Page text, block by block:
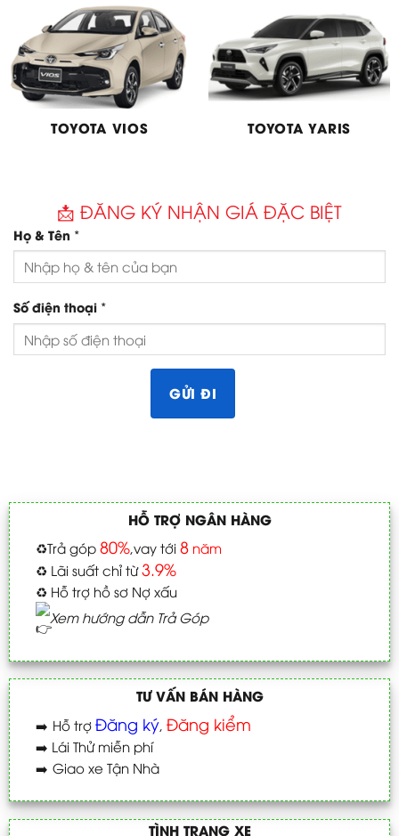
TOYOTA VIOS TOYOTA YARIS
📩 ĐĂNG KÝ NHẬN GIÁ ĐẶC BIỆT
Họ & Tên *
Số điện thoại *
HỖ TRỢ NGÂN HÀNG
♻️Trả góp 80%,vay tới 8năm
♻️ Lãi suất chỉ từ3.9%
♻️ Hỗ trợ hồ sơ Nợ xấu
Xem hướng dẫn Trả Góp
TƯ VẤN BÁN HÀNG
➡️ Hỗ trợ Đăng ký, Đăng kiểm
➡️ Lái Thử miễn phí
➡️ Giao xe Tận Nhà
TÌNH TRẠNG XE